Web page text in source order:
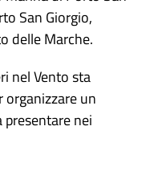
San Giorgio,
delle Marche.
nel Vento sta
un
presentare nei